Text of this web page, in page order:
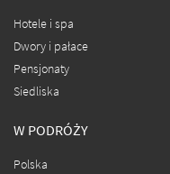
Hotele i spa
Dwory i pałace
Pensjonaty
Siedliska
W PODRÓŻY
Polska